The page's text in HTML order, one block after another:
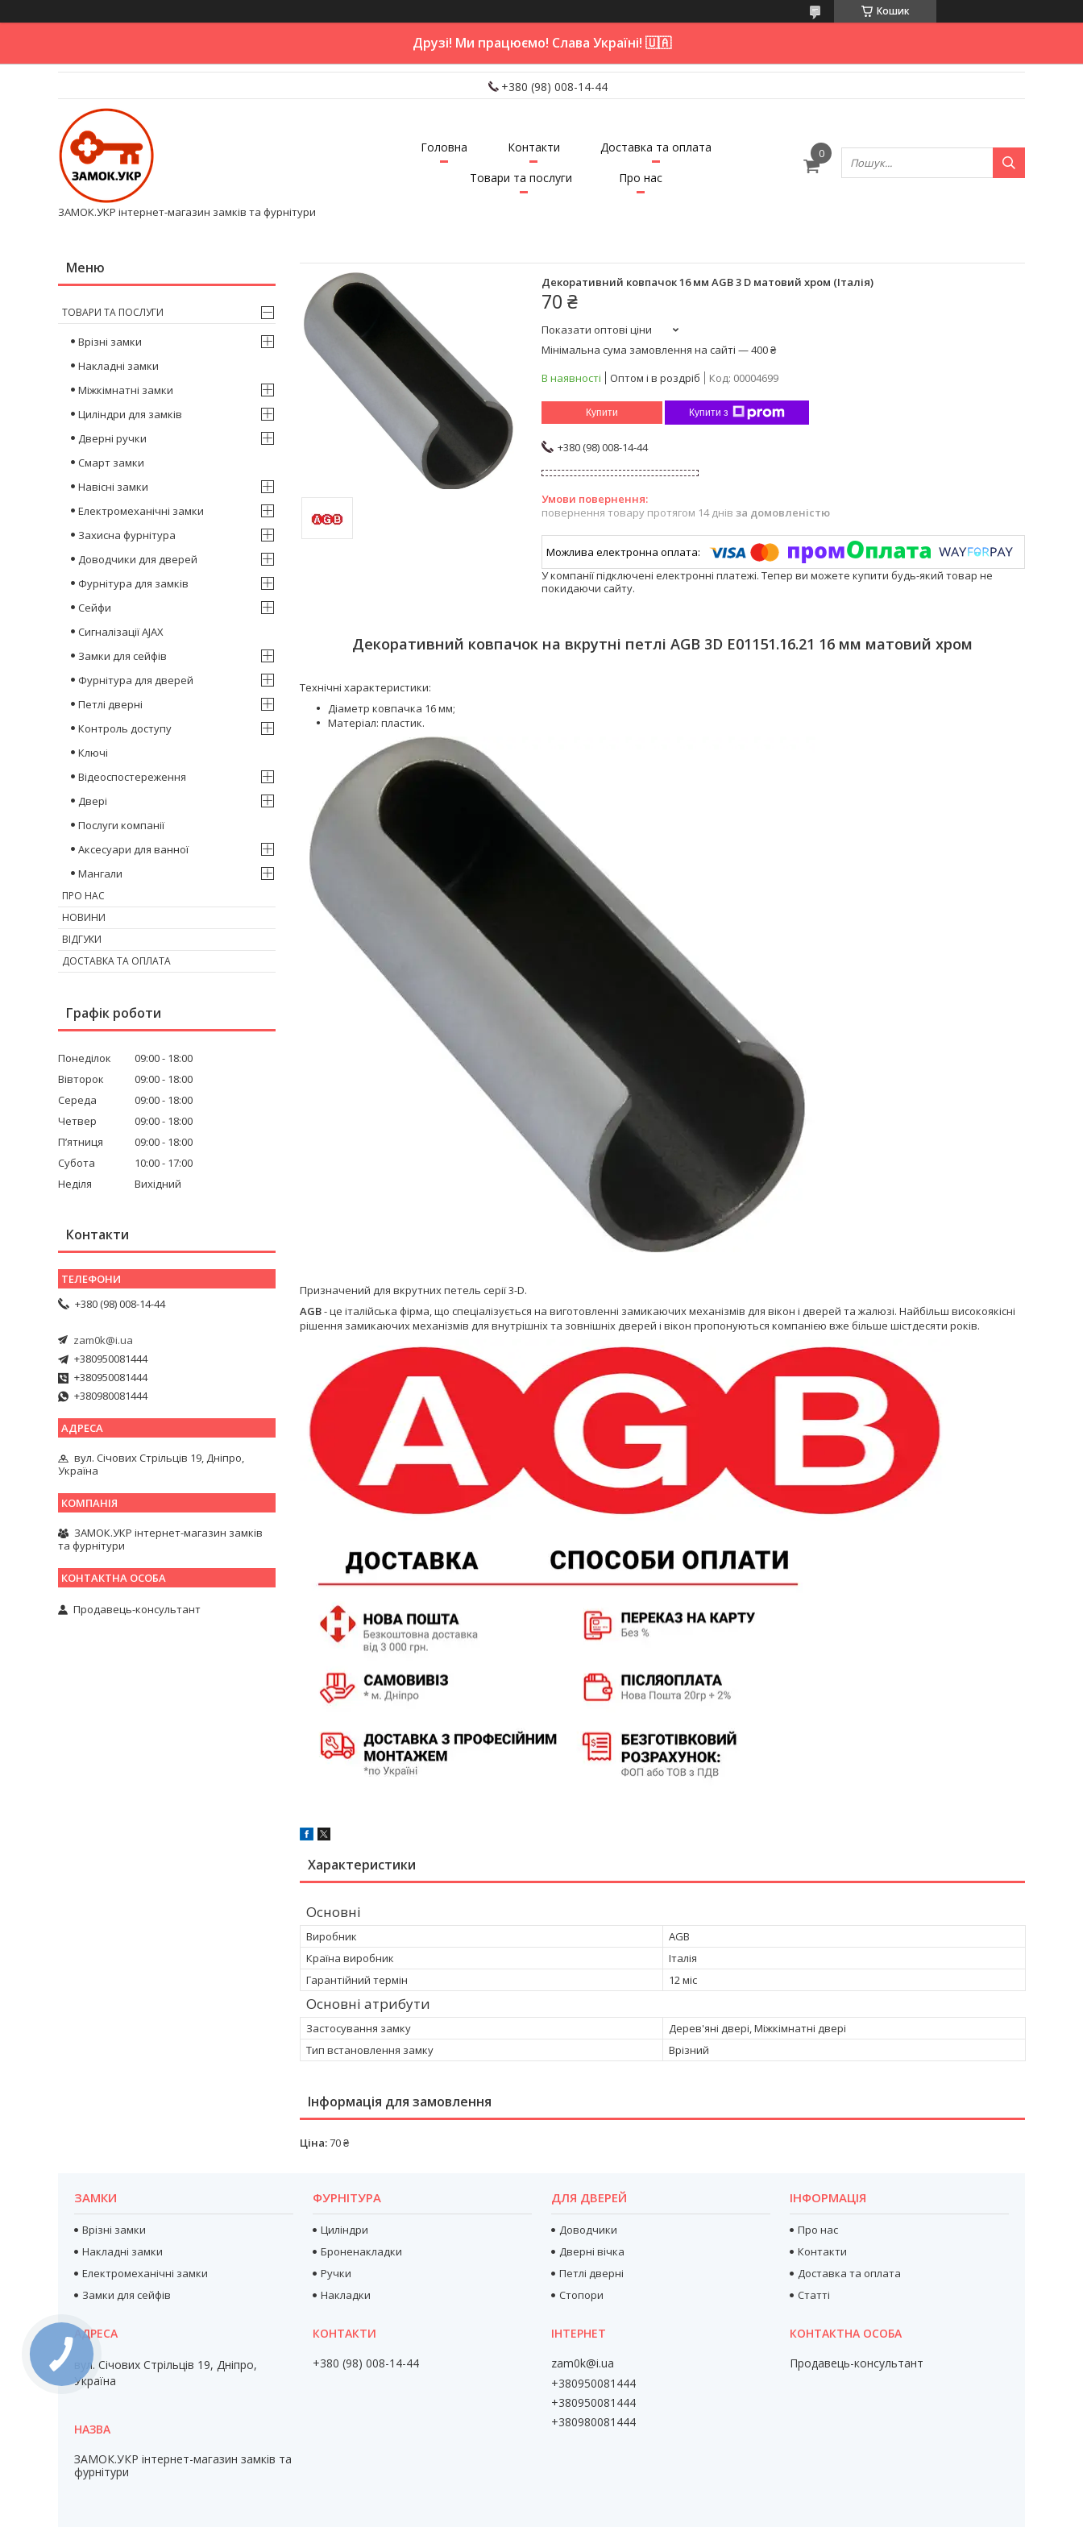
Кошик
Друзі! Ми працюємо! Слава Україні! 🇺🇦
+380 (98) 008-14-44
ЗАМОК.УКР інтернет-магазин замків та фурнітури
Головна Контакти
Доставка та оплата
Товари та послуги
Про нас
Декоративний ковпачок 16 мм AGB 3 D матовий хром (Італія)
70 ₴
Показати оптові ціни
Мінімальна сума замовлення на сайті — 400 ₴
В наявності
Оптом і в роздріб Код: 00004699
Купити Купити з
+380 (98) 008-14-44
повернення товару протягом 14 днів за домовленістю
У компанії підключені електронні платежі. Тепер ви можете купити будь-який товар не
покидаючи сайту.
Декоративний ковпачок на вкрутні петлі AGB 3D E01151.16.21 16 мм матовий хром
Технічні характеристики:
Діаметр ковпачка 16 мм;
Матеріал: пластик.
Призначений для вкрутних петель серії 3-D.
AGB- це італійська фірма, що спеціалізується на виготовленні замикаючих механізмів для вікон і дверей та жалюзі. Найбільш високоякісні
рішення замикаючих механізмів для внутрішніх та зовнішніх дверей і вікон пропонуються компанією вже більше шістдесяти років.
Характеристики
Основні
Виробник
AGB
Країна виробник
Італія
Гарантійний термін
12 міс
Основні атрибути
Застосування замку
Дерев'яні двері, Міжкімнатні двері
Тип встановлення замку
Врізний
Інформація для замовлення
Ціна:70 ₴
ТОВАРИ ТА ПОСЛУГИ
Врізні замки
Накладні замки
Міжкімнатні замки
Циліндри для замків
Дверні ручки
Смарт замки
Навісні замки
Електромеханічні замки
Захисна фурнітура
Доводчики для дверей
Фурнітура для замків
Сейфи
Сигналізації AJAX
Замки для сейфів
Фурнітура для дверей
Петлі дверні
Контроль доступу
Ключі
Відеоспостереження
Двері
Послуги компанії
Аксесуари для ванної
Мангали
ПРО НАС
НОВИНИ
ВІДГУКИ
ДОСТАВКА ТА ОПЛАТА
Графік роботи
Понеділок 09:00
18:00
Вівторок
09:00
18:00
Середа
09:00
18:00
Четвер
09:00
18:00
Пʼятниця
09:00
18:00
Субота
10:00
17:00
Неділя
Вихідний
Контакти
+380 (98) 008-14-44
zam0k@i.ua
+380950081444
+380950081444
+380980081444
вул. Січових Стрільців 19, Дніпро,
Україна
ЗАМОК.УКР інтернет-магазин замків
та фурнітури
Продавець-консультант
ЗАМКИ
Врізні замки
Накладні замки
Електромеханічні замки
Замки для сейфів
ФУРНІТУРА
Циліндри
Броненакладки
Ручки
Накладки
ДЛЯ ДВЕРЕЙ
Доводчики
Дверні вічка
Петлі дверні
Стопори
ІНФОРМАЦІЯ
Про нас
Контакти
Доставка та оплата
Статті
вул. Січових Стрільців 19, Дніпро,
Україна
ЗАМОК.УКР інтернет-магазин замків та
фурнітури
+380 (98) 008-14-44
zam0k@i.ua
+380950081444
+380950081444
+380980081444
Продавець-консультант